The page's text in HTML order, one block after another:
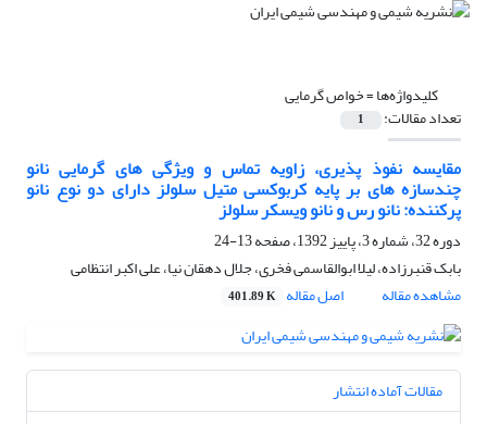
کلیدواژه‌ها =خواص گرمایی
تعداد مقالات: 1
مقایسه نفوذ پذیری، زاویه تماس و ویژگی های گرمایی نانو
چندسازه های بر پایه کربوکسی متیل سلولز دارای دو نوع نانو
پرکننده: نانو رس و نانو ویسکر سلولز
دوره 32، شماره 3، پاییز 1392، صفحه
13-24
بابک قنبرزاده، لیلا ابوالقاسمی فخری، جلال دهقان نیا، علی اکبر انتظامی
مشاهده مقاله
اصل مقاله 401.89 K
مقالات آماده انتشار